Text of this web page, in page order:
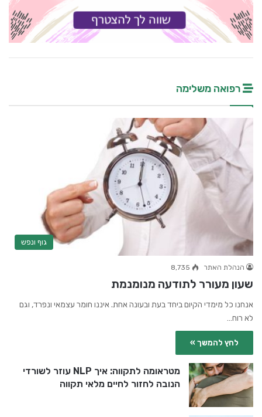
רפואה משלימה
גוף ונפש
הנהלת האתר 8,735
שעון מעורר לתודעה מנומנמת
אנחנו כל מימדי הקיום ביחד בעת ובעונה אחת. איננו חומר עצמאי ונפרד, וגם
לא רוח…
לחץ להמשך »
מטראומה לתקווה: איך NLP עוזר לשורדי
הנובה לחזור לחיים מלאי תקווה